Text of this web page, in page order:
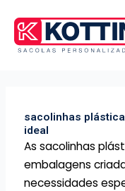
para
sacolinhas
ideal
As sacolinhas
embalagens
necessidades